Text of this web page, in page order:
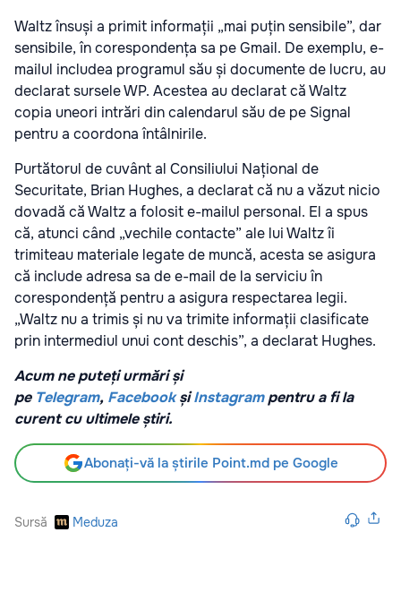
Waltz însuși a primit informații „mai puțin sensibile”, dar
sensibile, în corespondența sa pe Gmail. De exemplu, e-
mailul includea programul său și documente de lucru, au
declarat sursele WP. Acestea au declarat că Waltz
copia uneori intrări din calendarul său de pe Signal
pentru a coordona întâlnirile.
Purtătorul de cuvânt al Consiliului Național de
Securitate, Brian Hughes, a declarat că nu a văzut nicio
dovadă că Waltz a folosit e-mailul personal. El a spus
că, atunci când „vechile contacte” ale lui Waltz îi
trimiteau materiale legate de muncă, acesta se asigura
că include adresa sa de e-mail de la serviciu în
corespondență pentru a asigura respectarea legii.
„Waltz nu a trimis și nu va trimite informații clasificate
prin intermediul unui cont deschis”, a declarat Hughes.
Acum ne puteți urmări și
pe Telegram, Facebook șiInstagrampentru a fi la
curent cu ultimele știri.
Abonați-vă la știrile Point.md pe Google
Sursă Meduza